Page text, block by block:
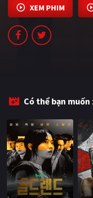
CẬP NHẬT
PHIM MỚI
TUYỂN TẬP PHIM
XEM PHIM
Có thể bạn muốn